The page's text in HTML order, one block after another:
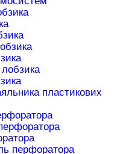
пластикових
перфоратора